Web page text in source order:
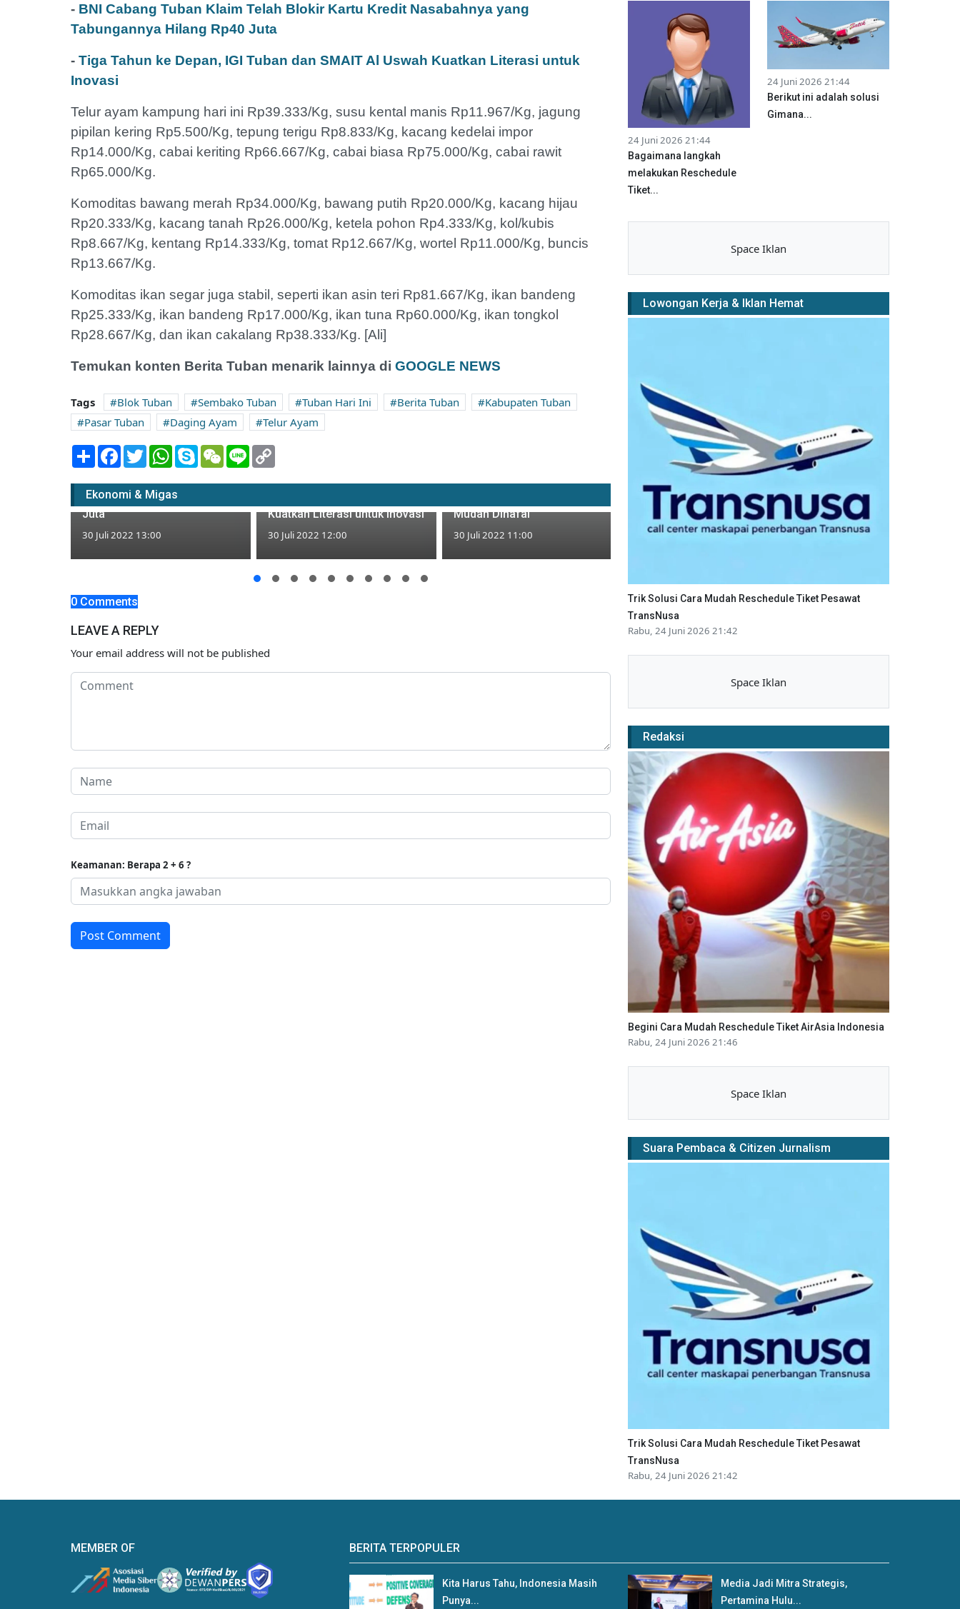
- BNI Cabang Tuban Klaim Telah Blokir Kartu Kredit Nasabahnya yang
Tabungannya Hilang Rp40 Juta
- Tiga Tahun ke Depan, IGI Tuban dan SMAIT Al Uswah Kuatkan Literasi untuk
Inovasi
Telur ayam kampung hari ini Rp39.333/Kg, susu kental manis Rp11.967/Kg, jagung
pipilan kering Rp5.500/Kg, tepung terigu Rp8.833/Kg, kacang kedelai impor
Rp14.000/Kg, cabai keriting Rp66.667/Kg, cabai biasa Rp75.000/Kg, cabai rawit
Rp65.000/Kg.
Komoditas bawang merah Rp34.000/Kg, bawang putih Rp20.000/Kg, kacang hijau
Rp20.333/Kg, kacang tanah Rp26.000/Kg, ketela pohon Rp4.333/Kg, kol/kubis
Rp8.667/Kg, kentang Rp14.333/Kg, tomat Rp12.667/Kg, wortel Rp11.000/Kg, buncis
Rp13.667/Kg.
Komoditas ikan segar juga stabil, seperti ikan asin teri Rp81.667/Kg, ikan bandeng
Rp25.333/Kg, ikan bandeng Rp17.000/Kg, ikan tuna Rp60.000/Kg, ikan tongkol
Rp28.667/Kg, dan ikan cakalang Rp38.333/Kg. [Ali]
Temukan konten Berita Tuban menarik lainnya di GOOGLE NEWS
Tags Blok Tuban Sembako Tuban Tuban Hari Ini Berita Tuban
Kabupaten Tuban
Pasar Tuban
Daging Ayam
Telur Ayam
Share Facebook
TwitterWhatsApp
SkypeWeChatLine
Ekonomi & Migas
BNI Cabang Tuban Klaim
Telah Blokir Kartu Kredit
Tabungannya Hilang Rp40
Juta
30 Juli 2022 13:00
Kuatkan Literasi untuk Inovasi
30 Juli 2022 12:00
Mudah Dihafal
30 Juli 2022 11:00
0 Comments
LEAVE A REPLY
Your email address will not be published
Keamanan: Berapa 2 + 6 ?
Post Comment
24 Juni 2026 21:44
Bagaimana langkah
melakukan Reschedule
Tiket...
24 Juni 2026 21:44
Berikut ini adalah solusi
Gimana...
Space Iklan
Lowongan Kerja & Iklan Hemat
Trik Solusi Cara Mudah Reschedule Tiket Pesawat
TransNusa
Rabu, 24 Juni 2026 21:42
Space Iklan
Redaksi
Begini Cara Mudah Reschedule Tiket AirAsia Indonesia
Rabu, 24 Juni 2026 21:46
Space Iklan
Suara Pembaca & Citizen Jurnalism
Trik Solusi Cara Mudah Reschedule Tiket Pesawat
TransNusa
Rabu, 24 Juni 2026 21:42
MEMBER OF BERITA TERPOPULER
Kita Harus Tahu, Indonesia Masih
Punya...
Media Jadi Mitra Strategis,
Pertamina Hulu...